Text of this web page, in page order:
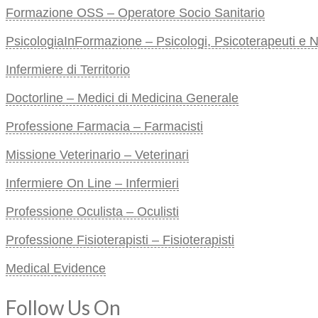
Formazione OSS – Operatore Socio Sanitario
PsicologiaInFormazione – Psicologi, Psicoterapeuti e
Infermiere di Territorio
Doctorline – Medici di Medicina Generale
Professione Farmacia – Farmacisti
Missione Veterinario – Veterinari
Infermiere On Line – Infermieri
Professione Oculista – Oculisti
Professione Fisioterapisti – Fisioterapisti
Medical Evidence
Follow Us On